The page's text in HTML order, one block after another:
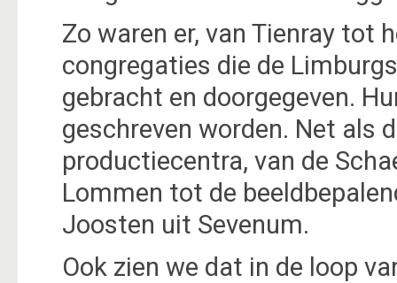
Zo waren er, van Tienray tot
congregaties die de
gebracht en doorgegeven.
geschreven worden. Net als
productiecentra, van de
Lommen tot de
Joosten uit Sevenum.
Ook zien we dat in de loop